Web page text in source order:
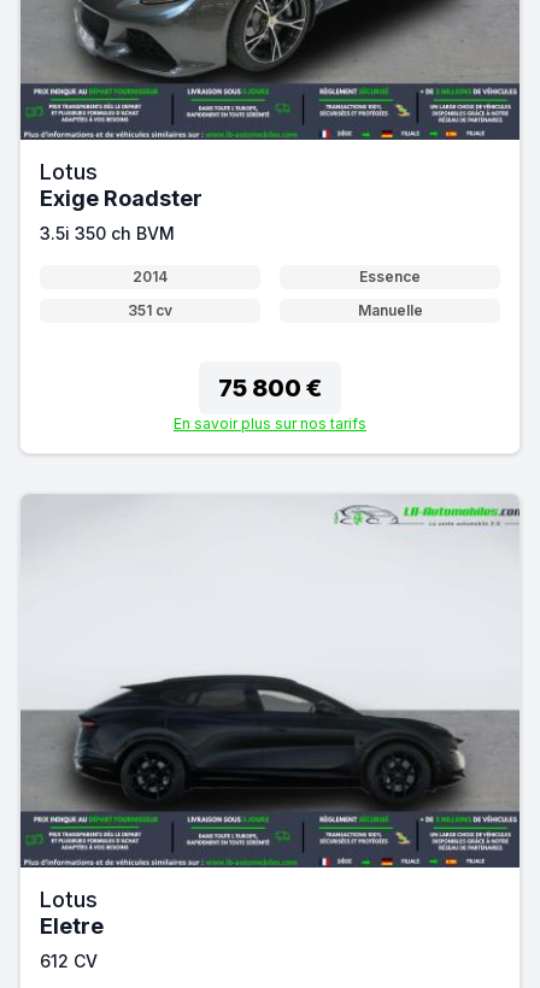
Lotus
Exige Roadster
3.5i 350 ch BVM
2014
Essence
351 cv
Manuelle
75 800 €
En savoir plus sur nos tarifs
Lotus
Eletre
612 CV